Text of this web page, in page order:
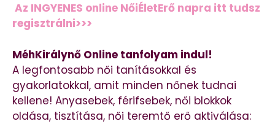
Az INGYENES online NőiÉletErő napra itt tudsz
regisztrálni>>>
MéhKirálynő Online tanfolyam indul!
A legfontosabb női tanításokkal és
gyakorlatokkal, amit minden nőnek tudnai
kellene! Anyasebek, férifsebek, női blokkok
oldása, tisztítása, női teremtő erő aktiválása: